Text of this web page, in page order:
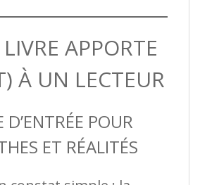
APPORTE
À UN LECTEUR
POUR
ET RÉALITÉS